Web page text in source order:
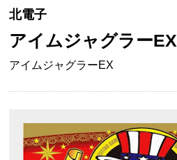
北電子
アイムジャグラーEX
アイムジャグラーEX